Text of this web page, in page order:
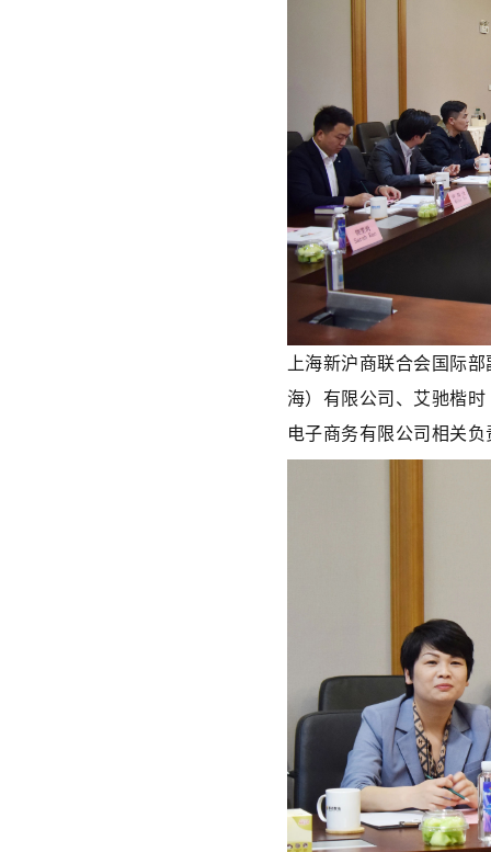
上海新沪商联合会国际
海）有限公司、 艾驰楷
电子商务有限公司相关